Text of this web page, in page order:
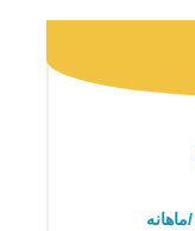
/ماهانه